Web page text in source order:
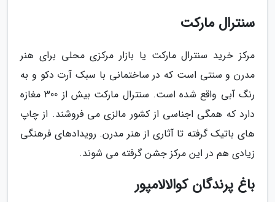
سنترال مارکت
مرکز خرید سنترال مارکت یا بازار مرکزی محلی برای هنر
مدرن و سنتی است که در ساختمانی با سبک آرت دکو و به
رنگ آبی واقع شده است. سنترال مارکت بیش از 300 مغازه
دارد که همگی اجناسی از کشور مالزی می فروشند. از چاپ
های باتیک گرفته تا آثاری از هنر مدرن. رویدادهای فرهنگی
زیادی هم در این مرکز جشن گرفته می شوند.
باغ پرندگان کوالالامپور